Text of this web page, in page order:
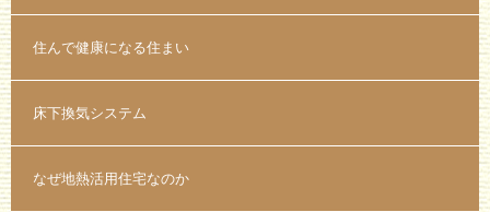
住んで健康になる住まい
床下換気システム
なぜ地熱活用住宅なのか